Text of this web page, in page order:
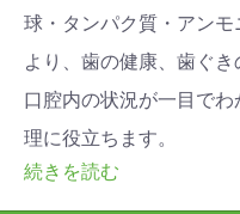
球・タンパク質・アン
より、歯の健康、歯ぐ
口腔内の状況が一目で
理に役立ちます。
続きを読む